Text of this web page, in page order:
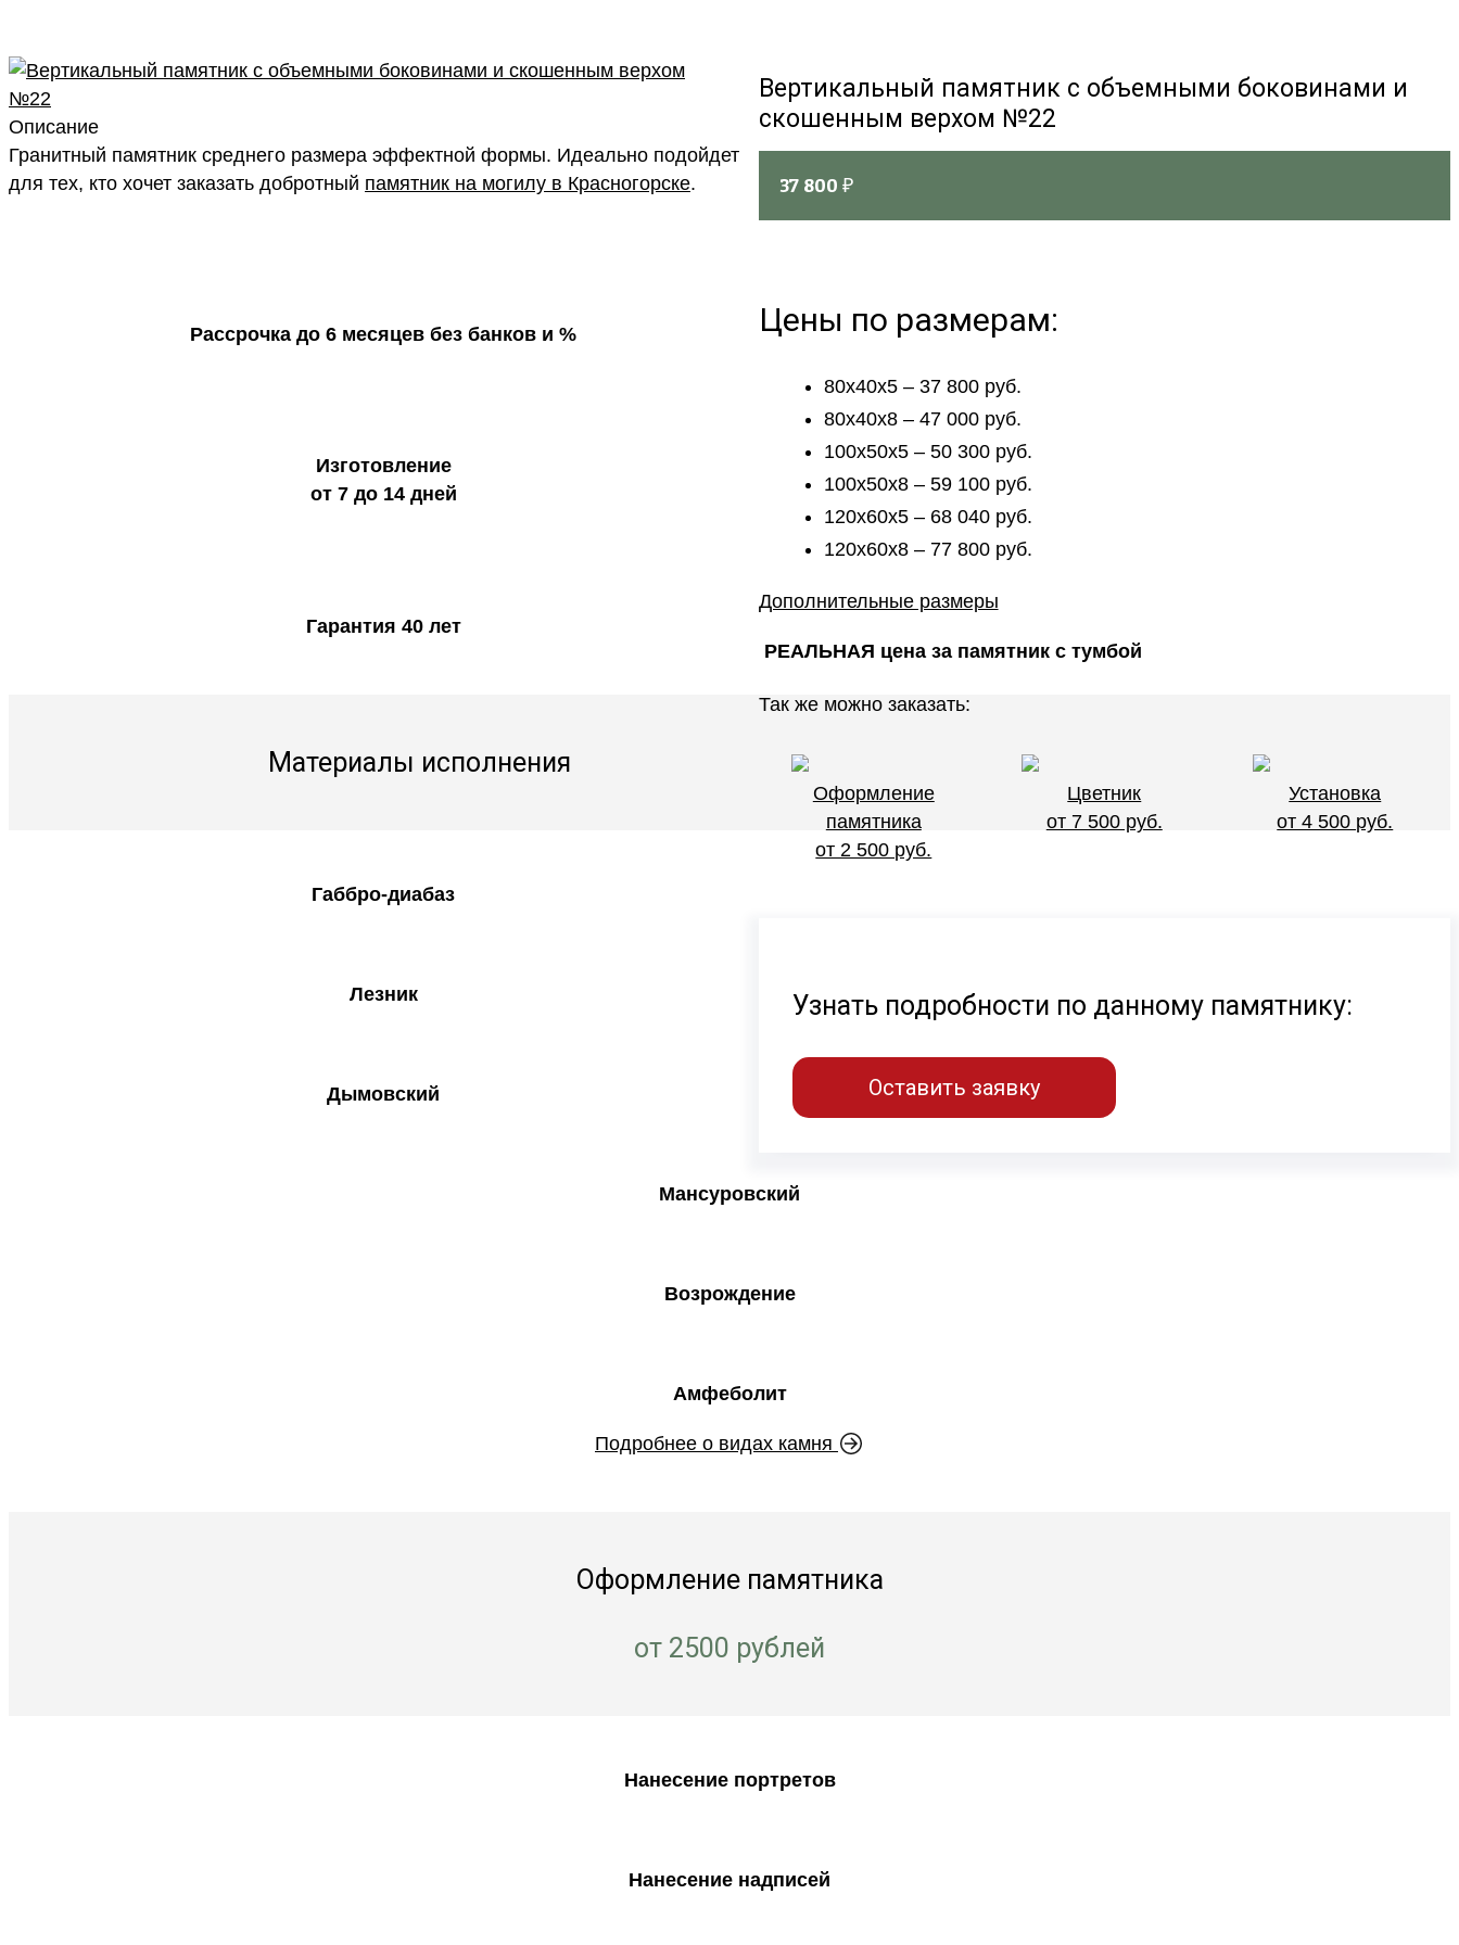
Вертикальный памятник с объемными боковинами и
скошенным верхом №22
37 800 ₽
Цены по размерам:
80х40х5 – 37 800 руб.
80х40х8 – 47 000 руб.
100х50х5 – 50 300 руб.
100х50х8 – 59 100 руб.
120х60х5 – 68 040 руб.
120х60х8 – 77 800 руб.
Дополнительные размеры
РЕАЛЬНАЯ цена за памятник с тумбой
Так же можно заказать:
Оформление
памятника
от 2 500 руб.
Цветник
от 7 500 руб.
Установка
от 4 500 руб.
Узнать подробности по данному памятнику:
Оставить заявку
Описание
Гранитный памятник среднего размера эффектной формы. Идеально подойдет
для тех, кто хочет заказать добротный памятник на могилу в Красногорске.
Рассрочка до 6 месяцев без банков и %
Изготовление
от 7 до 14 дней
Гарантия 40 лет
Материалы исполнения
Габбро-диабаз
Лезник
Дымовский
Мансуровский
Возрождение
Амфеболит
Подробнее о видах камня
Оформление памятника
от 2500 рублей
Нанесение портретов
Нанесение надписей